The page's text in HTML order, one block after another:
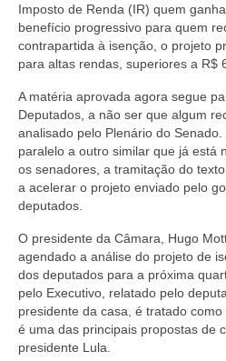
Material de construção
maquinismo de Betim
Acordos Coletivos de
Notícias
Fotos
Imposto de Renda (IR) quem
benefício progressivo para quem
contrapartida à isenção, o projeto
para altas rendas, superiores a R$
A matéria aprovada agora segue
Deputados, a não ser que algum
analisado pelo Plenário do
paralelo a outro similar que já está
os senadores, a tramitação do
a acelerar o projeto enviado pelo
deputados.
O presidente da Câmara, Hugo
agendado a análise do projeto de
dos deputados para a próxima
pelo Executivo, relatado pelo
presidente da casa, é tratado
é uma das principais propostas de
presidente Lula.